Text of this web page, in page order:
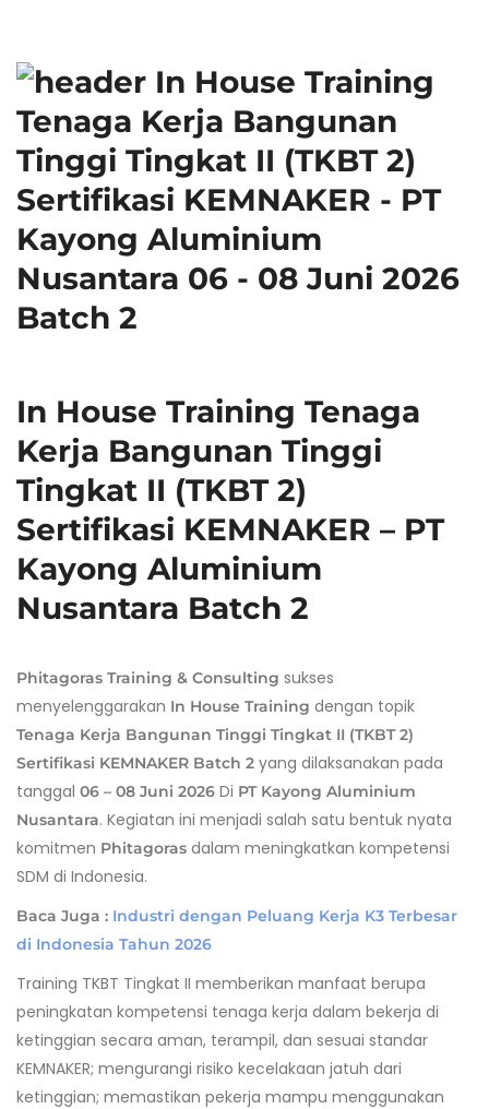
In House Training Tenaga
Kerja Bangunan Tinggi
Tingkat II (TKBT 2)
Sertifikasi KEMNAKER – PT
Kayong Aluminium
Nusantara Batch 2
Phitagoras Training & Consulting sukses
menyelenggarakan In House Training dengan topik
Tenaga Kerja Bangunan Tinggi Tingkat II (TKBT 2)
Sertifikasi KEMNAKER Batch 2 yang dilaksanakan pada
tanggal 06 – 08 Juni 2026 Di PT Kayong Aluminium
Nusantara. Kegiatan ini menjadi salah satu bentuk nyata
komitmen Phitagoras dalam meningkatkan kompetensi
SDM di Indonesia.
Baca Juga : Industri dengan Peluang Kerja K3 Terbesar
di Indonesia Tahun 2026
Training TKBT Tingkat II memberikan manfaat berupa
peningkatan kompetensi tenaga kerja dalam bekerja di
ketinggian secara aman, terampil, dan sesuai standar
KEMNAKER; mengurangi risiko kecelakaan jatuh dari
ketinggian; memastikan pekerja mampu menggunakan